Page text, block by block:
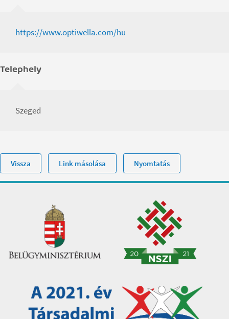
https://www.optiwella.com/hu
Telephely
Szeged
Vissza Link másolása Nyomtatás